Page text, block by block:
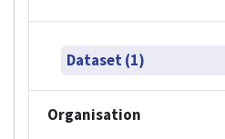
Dataset (1)
Organisation